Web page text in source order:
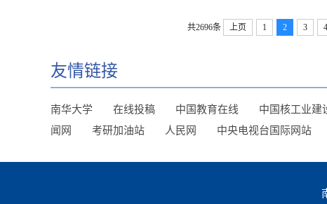
共2696条 上页 1 2 3 4
友情链接
南华大学 在线投稿 中国教育在线 中国核工业建
闻网
考研加油站 人民网 中央电视台国际网站